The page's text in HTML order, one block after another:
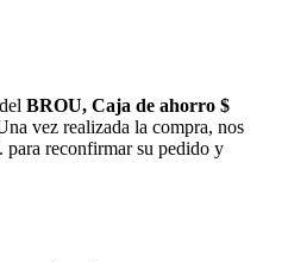
BROU, Caja de ahorro $
vez realizada la compra, nos
para reconfirmar su pedido y